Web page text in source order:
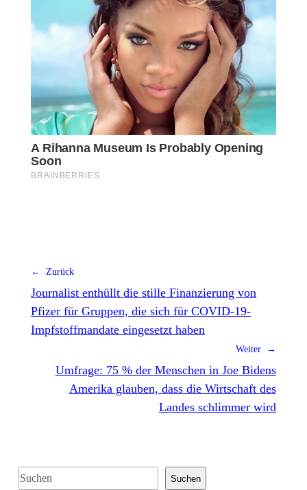
← Zurück
Journalist enthüllt die stille Finanzierung von
Pfizer für Gruppen, die sich für COVID-19-
Impfstoffmandate eingesetzt haben
Weiter →
Umfrage: 75 % der Menschen in Joe Bidens
Amerika glauben, dass die Wirtschaft des
Landes schlimmer wird
S
Suchen